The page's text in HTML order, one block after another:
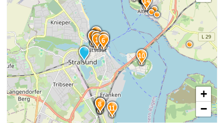
11
10
9
8
7
6
5
4
3
21
+
−